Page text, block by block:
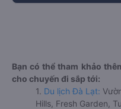
Bạn có thể tham khảo
cho chuyến đi sắp tới:
1. Du lịch Đà Lạt:
Hills, Fresh Garden,